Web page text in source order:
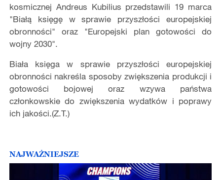
kosmicznej Andreus Kubilius przedstawili 19 marca
"Białą księgę w sprawie przyszłości europejskiej
obronności" oraz "Europejski plan gotowości do
wojny 2030".
Biała księga w sprawie przyszłości europejskiej
obronności nakreśla sposoby zwiększenia produkcji i
gotowości bojowej oraz wzywa państwa
członkowskie do zwiększenia wydatków i poprawy
ich jakości.(Z.T.)
NAJWAŻNIEJSZE